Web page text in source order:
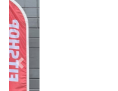
Previous